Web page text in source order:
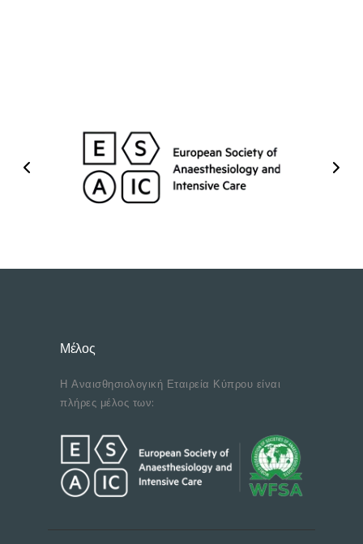
Μέλος
Η Αναισθησιολογική Εταιρεία Κύπρου είναι
πλήρες μέλος των: